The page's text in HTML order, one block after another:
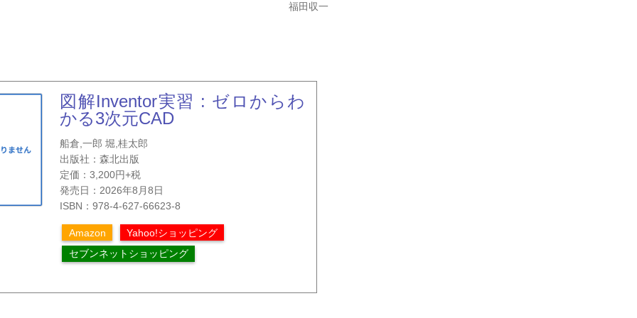
福田収一
図解Inventor実習 : ゼロからわ
かる3次元CAD
Amazon
Yahoo!ショッピング
セブンネットショッピング
船倉,一郎 堀,桂太郎
出版社：森北出版
定価：3,200円+税
発売日：2026年8月8日
ISBN：978-4-627-66623-8